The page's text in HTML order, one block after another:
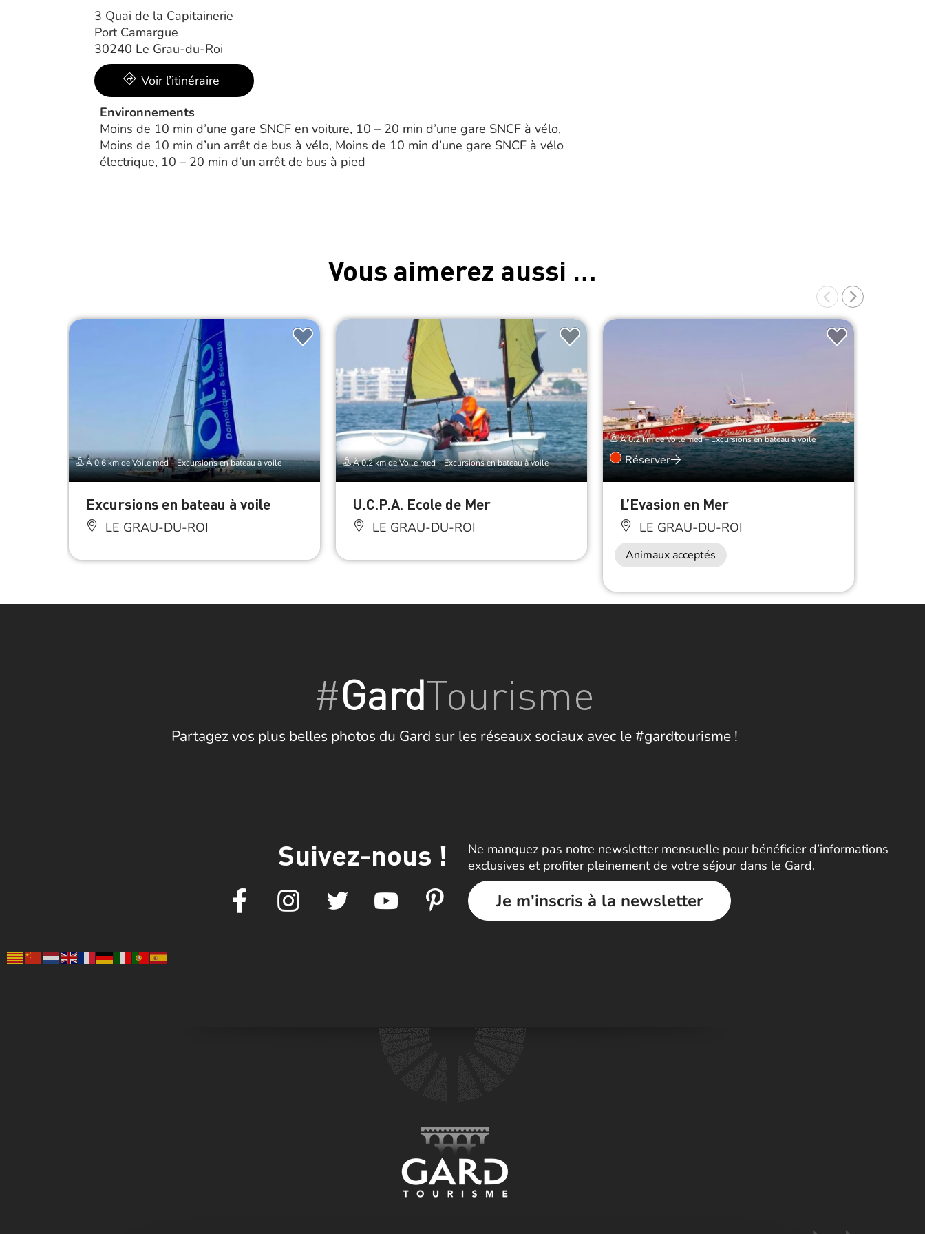
3 Quai de la Capitainerie
Port Camargue
30240 Le Grau-du-Roi
Voir l’itinéraire
Environnements
Moins de 10 min d’une gare SNCF en voiture, 10 – 20 min d’une gare SNCF à vélo,
Moins de 10 min d’un arrêt de bus à vélo, Moins de 10 min d’une gare SNCF à vélo
électrique, 10 – 20 min d’un arrêt de bus à pied
Vous aimerez aussi …
À 0.6 km de Voile med – Excursions en bateau à voile
Excursions en bateau à voile
LE GRAU-DU-ROI
À 0.2 km de Voile med – Excursions en bateau à voile
U.C.P.A. Ecole de Mer
LE GRAU-DU-ROI
À 0.2 km de Voile med – Excursions en bateau à voile
Réserver
L’Evasion en Mer
LE GRAU-DU-ROI
Animaux acceptés
#GardTourisme
Partagez vos plus belles photos du Gard sur les réseaux sociaux avec le #gardtourisme !
Suivez-nous !
Ne manquez pas notre newsletter mensuelle pour bénéficier d’informations
exclusives et profiter pleinement de votre séjour dans le Gard.
Je m'inscris à la newsletter